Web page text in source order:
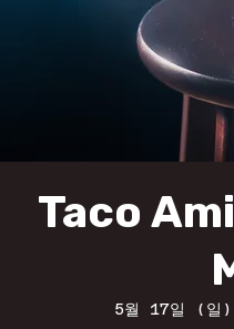
Taco
5월 17일 (일)